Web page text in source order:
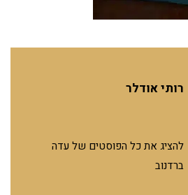
רותי אודלר
להציג את כל הפוסטים של עדה
ברדנוב